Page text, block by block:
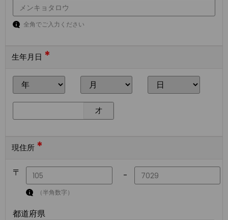
全角でご入力ください
生年月日 *
才
現住所 *
〒 -
（半角数字）
都道府県